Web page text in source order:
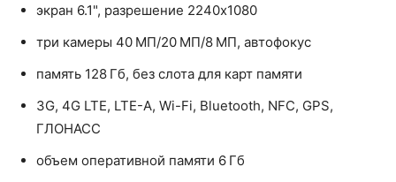
экран 6.1", разрешение 2240x1080
три камеры 40 МП/20 МП/8 МП, автофокус
память 128 Гб, без слота для карт памяти
3G, 4G LTE, LTE-A, Wi-Fi, Bluetooth, NFC, GPS,
ГЛОНАСС
объем оперативной памяти 6 Гб